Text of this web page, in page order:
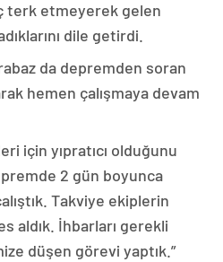
terk etmeyerek gelen
dile getirdi.
da depremden soran
hemen çalışmaya devam
için yıpratıcı olduğunu
2 gün boyunca
Takviye ekiplerin
aldık. İhbarları gerekli
düşen görevi yaptık.”